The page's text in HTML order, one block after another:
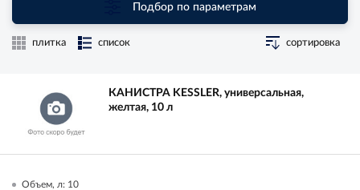
Подбор по параметрам
плитка список сортировка
КАНИСТРА KESSLER, универсальная,
желтая, 10 л
Объем, л: 10